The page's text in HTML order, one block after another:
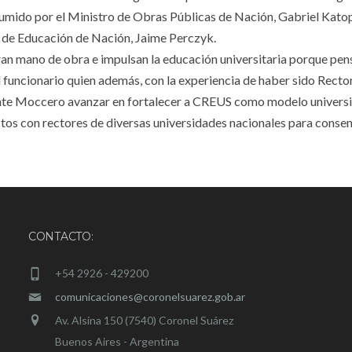
por el Ministro de Obras Públicas de Nación, Gabriel
Educación de Nación, Jaime Perczyk.
mano de obra e impulsan la educación universitaria porque
quien además, con la experiencia de haber sido
Moccero avanzar en fortalecer a CREUS como modelo
con rectores de diversas universidades nacionales para
CONTACTO:
+54 2926 - 429200
comunicaciones@coronelsuarez.gob.ar
Av. Alsina 150 (7540) Coronel Suárez
Buenos Aires - Argentina